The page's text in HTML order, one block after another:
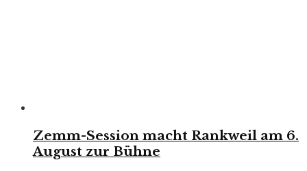
Zemm-Session macht Rankweil am 6.
August zur Bühne